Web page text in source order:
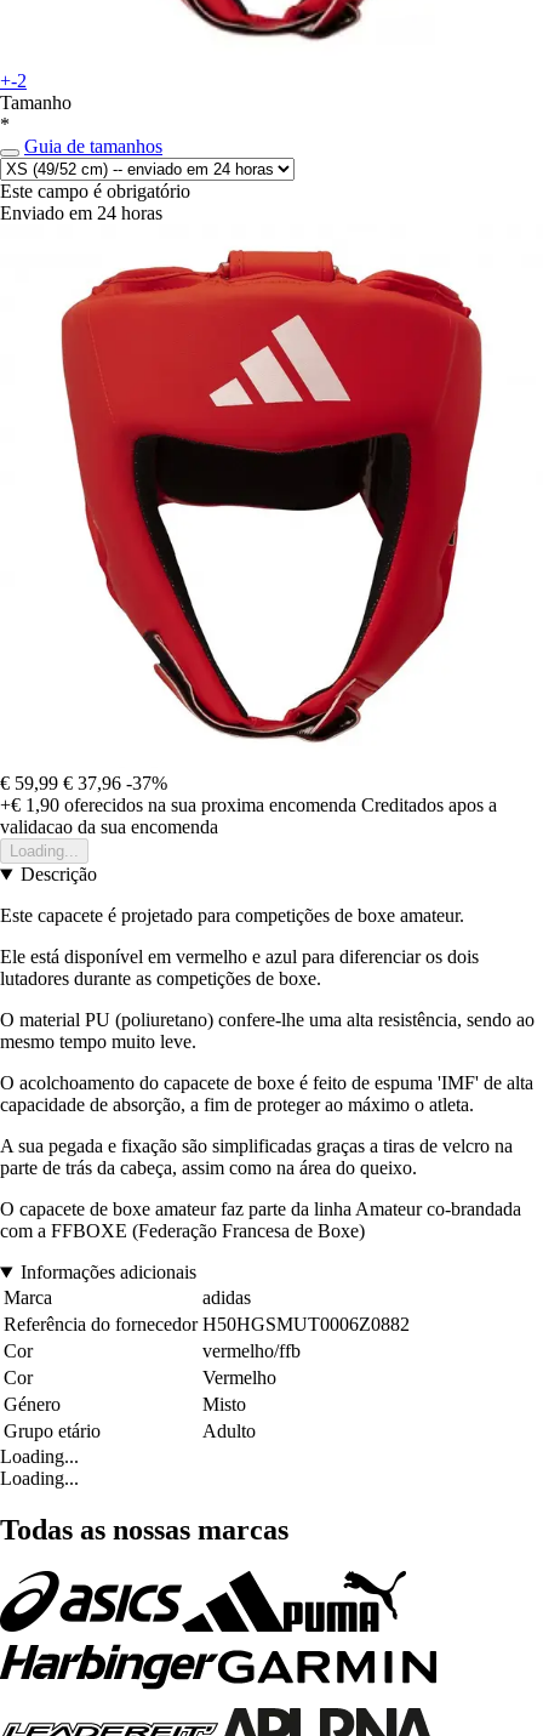
+-2
Tamanho
*
Guia de tamanhos
Este campo é obrigatório
Enviado em 24 horas
€ 59,99 € 37,96 -37%
+€ 1,90 oferecidos na sua proxima encomenda Creditados apos a
validacao da sua encomenda
Loading...
Descrição
Este capacete é projetado para competições de boxe amateur.
Ele está disponível em vermelho e azul para diferenciar os dois
lutadores durante as competições de boxe.
O material PU (poliuretano) confere-lhe uma alta resistência, sendo ao
mesmo tempo muito leve.
O acolchoamento do capacete de boxe é feito de espuma 'IMF' de alta
capacidade de absorção, a fim de proteger ao máximo o atleta.
A sua pegada e fixação são simplificadas graças a tiras de velcro na
parte de trás da cabeça, assim como na área do queixo.
O capacete de boxe amateur faz parte da linha Amateur co-brandada
com a FFBOXE (Federação Francesa de Boxe)
Informações adicionais
Marca
adidas
Referência do fornecedor H50HGSMUT0006Z0882
Cor
vermelho/ffb
Cor
Vermelho
Género
Misto
Grupo etário
Adulto
Loading...
Loading...
Todas as nossas marcas